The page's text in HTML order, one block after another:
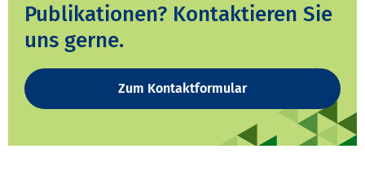
Publikationen? Kontaktieren Sie
uns gerne.
Zum Kontaktformular